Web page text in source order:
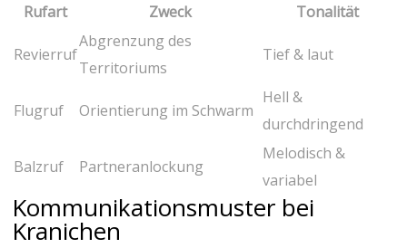
Rufart Zweck Tonalität
Revierruf
Abgrenzung des
Territoriums
Tief ‍& laut
Flugruf Orientierung im Schwarm
Hell ⁤&
durchdringend
Balzruf Partneranlockung
Melodisch &
variabel
Kommunikationsmuster bei
Kranichen